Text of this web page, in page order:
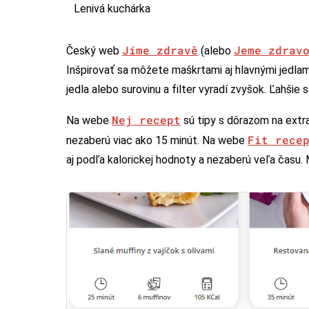
Lenivá kuchárka
Český web Jíme zdravě (alebo Jeme zdravo
Inšpirovať sa môžete maškrtami aj hlavnými
jedla alebo surovinu a filter vyradí zvyšok. Ľahšie
Na webe Nej recept sú tipy s dôrazom na
nezaberú viac ako 15 minút. Na webe Fit
aj podľa kalorickej hodnoty a nezaberú veľa času.